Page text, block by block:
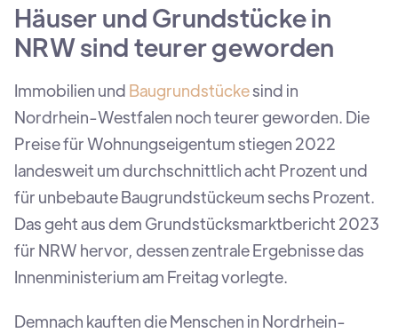
Häuser und Grundstücke in
NRW sind teurer geworden
Immobilien und Baugrundstückesind in
Nordrhein-Westfalen noch teurer geworden. Die
Preise für Wohnungseigentum stiegen 2022
landesweit um durchschnittlich acht Prozent und
für unbebaute Baugrundstückeum sechs Prozent.
Das geht aus dem Grundstücksmarktbericht 2023
für NRW hervor, dessen zentrale Ergebnisse das
Innenministerium am Freitag vorlegte.
Demnach kauften die Menschen in Nordrhein-